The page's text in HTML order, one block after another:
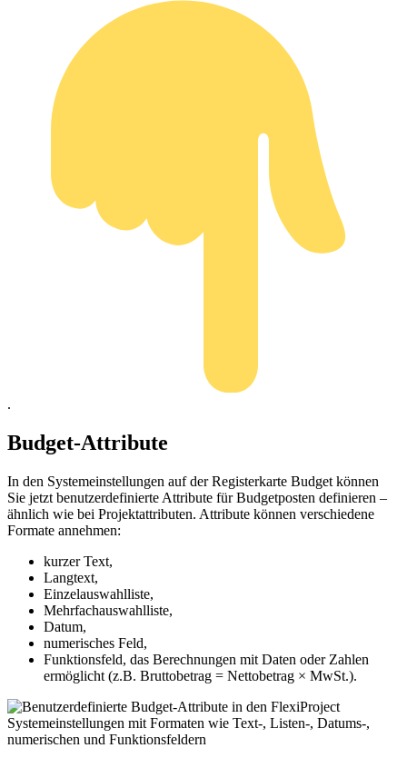
.
Budget-Attribute
In den Systemeinstellungen auf der Registerkarte Budget können
Sie jetzt benutzerdefinierte Attribute für Budgetposten definieren –
ähnlich wie bei Projektattributen. Attribute können verschiedene
Formate annehmen:
kurzer Text,
Langtext,
Einzelauswahlliste,
Mehrfachauswahlliste,
Datum,
numerisches Feld,
Funktionsfeld, das Berechnungen mit Daten oder Zahlen
ermöglicht (z.B. Bruttobetrag = Nettobetrag × MwSt.).